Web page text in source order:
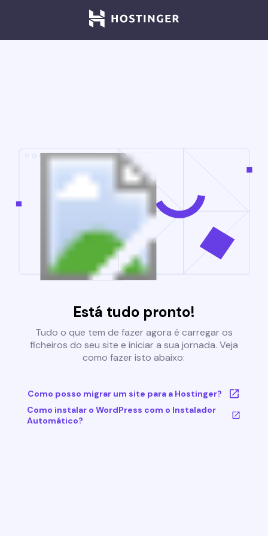
Está tudo pronto!
Tudo o que tem de fazer agora é carregar os
ficheiros do seu site e iniciar a sua jornada. Veja
como fazer isto abaixo:
Como posso migrar um site para a Hostinger?
Como instalar o WordPress com o Instalador
Automático?